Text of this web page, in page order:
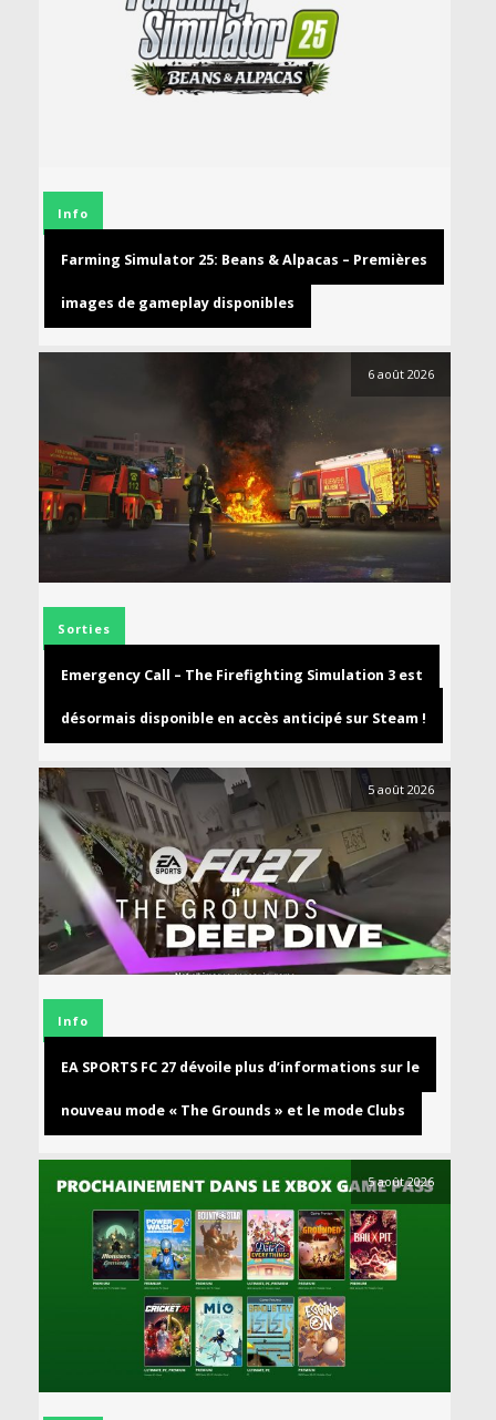
Info
Farming Simulator 25: Beans & Alpacas – Premières
images de gameplay disponibles
6 août 2026
Sorties
Emergency Call – The Firefighting Simulation 3 est
désormais disponible en accès anticipé sur Steam !
5 août 2026
Info
EA SPORTS FC 27 dévoile plus d’informations sur le
nouveau mode « The Grounds » et le mode Clubs
5 août 2026